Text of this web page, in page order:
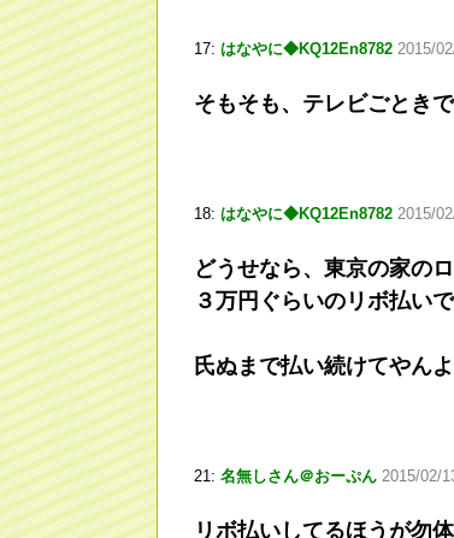
17: はなやに◆KQ12En8782 2015/
そもそも、テレビごとき
18: はなやに◆KQ12En8782 2015/
どうせなら、東京の家の
３万円ぐらいのリボ払い
氏ぬまで払い続けてやんよ
21: 名無しさん＠おーぷん 2015/02/
リボ払いしてるほうが勿